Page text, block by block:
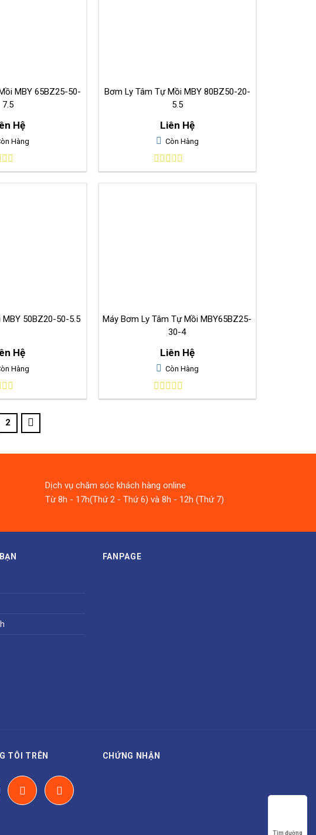
50-
7.5
Hệ
Hàng
Bơm Ly Tâm Tự Mồi MBY 80BZ50-20-
5.5
Liên Hệ
Còn Hàng
0
out
50BZ20-50-5.5
Hệ
Hàng
Máy Bơm Ly Tâm Tự Mồi MBY65BZ25-
30-4
Liên Hệ
Còn Hàng
0
2
Dịch vụ chăm sóc khách hàng online
Từ 8h - 17h(Thứ 2 - Thứ 6) và 8h - 12h (Thứ 7)
FANPAGE
TÔI TRÊN CHỨNG NHẬN
Tìm đường